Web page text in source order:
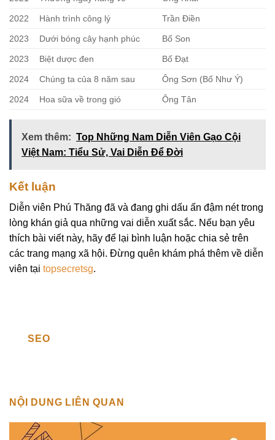
2022 Hành trình công lý Trần Điền
2023 Dưới bóng cây hạnh phúc Bố Son
2023 Biệt dược đen Bố Đạt
2024 Chúng ta của 8 năm sau Ông Sơn (Bố Như Ý)
2024 Hoa sữa về trong gió Ông Tân
Xem thêm: Top Những Nam Diễn Viên Gạo Cội
Việt Nam: Tiểu Sử, Vai Diễn Để Đời
Kết luận
Diễn viên Phú Thăng đã và đang ghi dấu ấn đậm nét trong
lòng khán giả qua những vai diễn xuất sắc. Nếu bạn yêu
thích bài viết này, hãy để lại bình luận hoặc chia sẻ trên
các trang mạng xã hội. Đừng quên khám phá thêm về diễn
viên tại topsecretsg.
SEO
NỘI DUNG LIÊN QUAN